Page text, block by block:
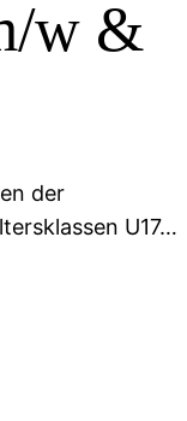
w &
der
U17…